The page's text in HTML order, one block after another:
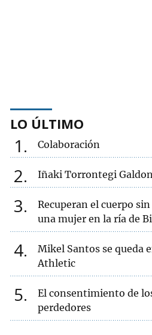
LO ÚLTIMO
1 Colaboración
2 Iñaki Torrontegi
3
Recuperan el cuerpo
una mujer en la ría de
4
Mikel Santos se queda
Athletic
5
El consentimiento de
perdedores